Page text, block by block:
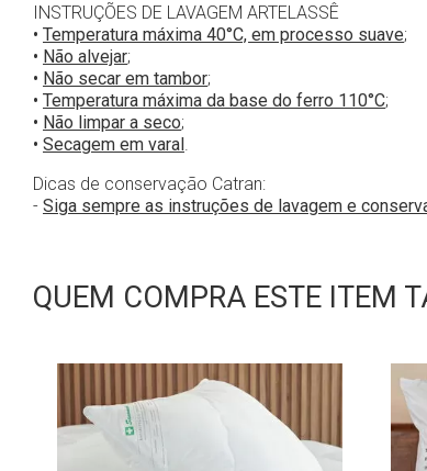
INSTRUÇÕES DE LAVAGEM ARTELASSÊ
• Temperatura máxima 40°C, em processo suave;
• Não alvejar;
• Não secar em tambor;
• Temperatura máxima da base do ferro 110°C;
• Não limpar a seco;
• Secagem em varal.
Dicas de conservação Catran:
- Siga sempre as instruções de lavagem e
QUEM COMPRA ESTE ITEM